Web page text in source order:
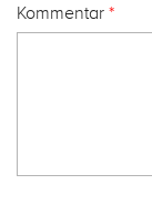
Kommentar *